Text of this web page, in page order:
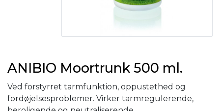
ANIBIO Moortrunk 500 ml.
Ved forstyrret tarmfunktion, oppustethed og
fordøjelsesproblemer. Virker tarmregulerende,